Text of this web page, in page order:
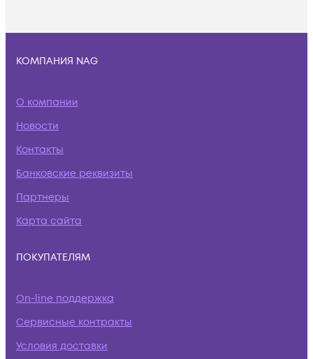
КОМПАНИЯ NAG
О компании
Новости
Контакты
Банковские реквизиты
Партнеры
Карта сайта
ПОКУПАТЕЛЯМ
On-line поддержка
Сервисные контракты
Условия доставки